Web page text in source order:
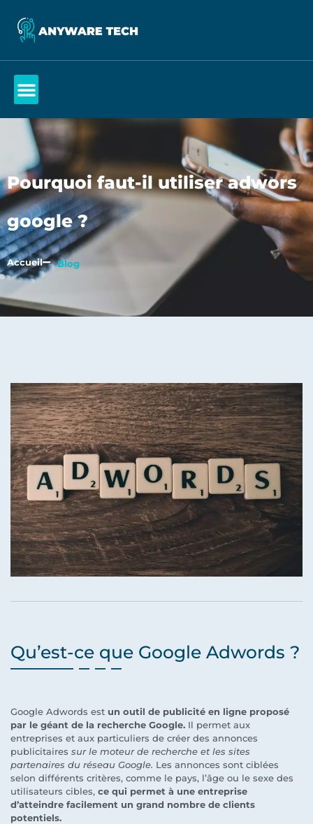
Pourquoi faut-il utiliser adwors
google ?
Accueil Blog
Qu’est-ce que Google Adwords ?
Google Adwords est un outil de publicité en ligne proposé
par le géant de la recherche Google. Il permet aux
entreprises et aux particuliers de créer des annonces
publicitaires sur le moteur de recherche et les sites
partenaires du réseau Google. Les annonces sont ciblées
selon différents critères, comme le pays, l’âge ou le sexe des
utilisateurs cibles, ce qui permet à une entreprise
d’atteindre facilement un grand nombre de clients
potentiels.